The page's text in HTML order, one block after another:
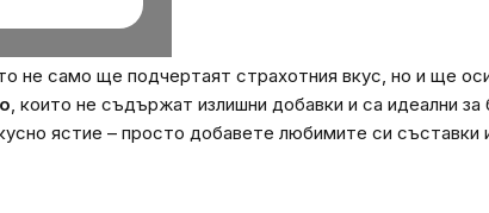
не само ще подчертаят страхотния вкус, но и ще
, които не съдържат излишни добавки и са идеални за
ястие – просто добавете любимите си съставки